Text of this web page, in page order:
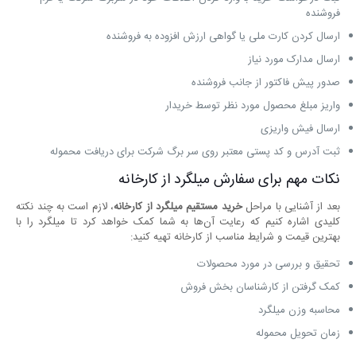
فروشنده
ارسال کردن کارت ملی یا گواهی ارزش افزوده به فروشنده
ارسال مدارک مورد نیاز
صدور پیش فاکتور از جانب فروشنده
واریز مبلغ محصول مورد نظر توسط خریدار
ارسال فیش واریزی
ثبت آدرس و کد پستی معتبر روی سر برگ شرکت برای دریافت محموله
نکات مهم برای سفارش میلگرد از کارخانه
بعد از آشنایی با مراحلخرید مستقیم میلگرد از کارخانه، لازم است به چند نکته
کلیدی اشاره کنیم که رعایت آن‌ها به شما کمک خواهد کرد تا میلگرد را با
بهترین قیمت و شرایط مناسب از کارخانه تهیه کنید:
تحقیق و بررسی در مورد محصولات
کمک گرفتن از کارشناسان بخش فروش
محاسبه وزن میلگرد
زمان تحویل محموله